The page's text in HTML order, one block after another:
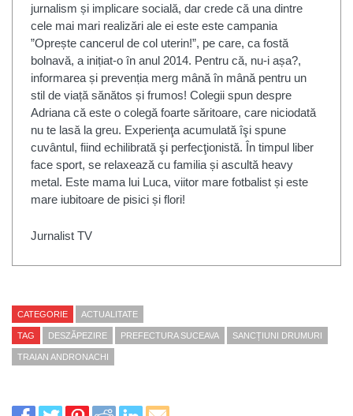
jurnalism și implicare socială, dar crede că una dintre
cele mai mari realizări ale ei este este campania
”Oprește cancerul de col uterin!”, pe care, ca fostă
bolnavă, a inițiat-o în anul 2014. Pentru că, nu-i așa?,
informarea și prevenția merg mână în mână pentru un
stil de viață sănătos și frumos! Colegii spun despre
Adriana că este o colegă foarte săritoare, care niciodată
nu te lasă la greu. Experienţa acumulată îşi spune
cuvântul, fiind echilibrată şi perfecţionistă. În timpul liber
face sport, se relaxează cu familia și ascultă heavy
metal. Este mama lui Luca, viitor mare fotbalist și este
mare iubitoare de pisici și flori!
Jurnalist TV
CATEGORIE ACTUALITATE
TAG DESZĂPEZIRE PREFECTURA SUCEAVA SANCȚIUNI DRUMURI
TRAIAN ANDRONACHI